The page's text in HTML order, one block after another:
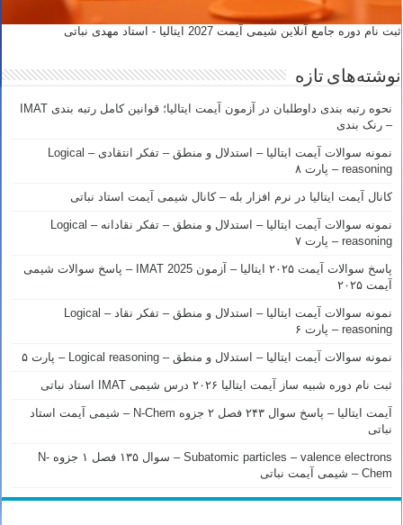
ثبت نام دوره جامع آنلاین شیمی آیمت 2027 ایتالیا - استاد مهدی نباتی
نوشته‌های تازه
نحوه رتبه بندی داوطلبان در آزمون آیمت ایتالیا؛ قوانین کامل رتبه بندی IMAT
– رنک بندی
نمونه سوالات آیمت ایتالیا – استدلال و منطق – تفکر انتقادی – Logical
reasoning – پارت ۸
کانال آیمت ایتالیا در نرم افزار بله – کانال شیمی آیمت استاد نباتی
نمونه سوالات آیمت ایتالیا – استدلال و منطق – تفکر نقادانه – Logical
reasoning – پارت ۷
پاسخ سوالات آیمت ۲۰۲۵ ایتالیا – آزمون IMAT 2025 – پاسخ سوالات شیمی
آیمت ۲۰۲۵
نمونه سوالات آیمت ایتالیا – استدلال و منطق – تفکر نقاد – Logical
reasoning – پارت ۶
نمونه سوالات آیمت ایتالیا – استدلال و منطق – Logical reasoning – پارت ۵
ثبت نام دوره شبیه ساز آیمت ایتالیا ۲۰۲۶ درس شیمی IMAT استاد نباتی
آیمت ایتالیا – پاسخ سوال ۲۴۳ فصل ۲ جزوه N-Chem – شیمی آیمت استاد
نباتی
Subatomic particles – valence electrons – سوال ۱۳۵ فصل ۱ جزوه N-
Chem – شیمی آیمت نباتی